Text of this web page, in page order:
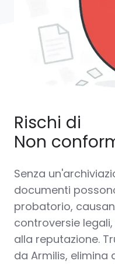
Rischi di
Non
Senza un'
documenti
probatorio,
controversie
alla reputazione.
da Armilis, elimina